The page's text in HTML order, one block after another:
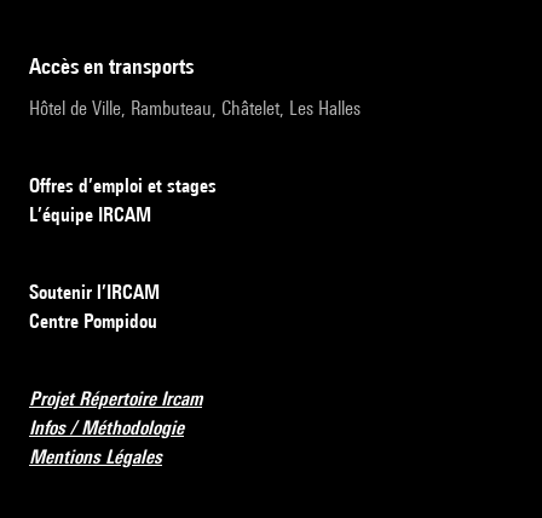
accès en transports
Hôtel de Ville, Rambuteau, Châtelet, Les Halles
Offres d’emploi et stages
L’équipe IRCAM
Soutenir l’IRCAM
Centre Pompidou
Projet Répertoire Ircam
Infos / Méthodologie
Mentions Légales